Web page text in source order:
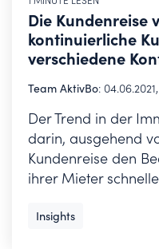
Die Kundenreise
kontinuierliche
verschiedene
Team AktivBo:
Der Trend in der
darin, ausgehend
Kundenreise den
ihrer Mieter
Insights